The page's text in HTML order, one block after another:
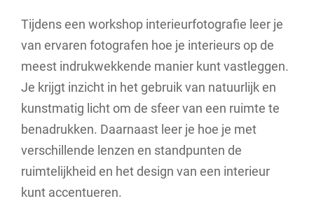
Tijdens een workshop interieurfotografie leer je
van ervaren fotografen hoe je interieurs op de
meest indrukwekkende manier kunt vastleggen.
Je krijgt inzicht in het gebruik van natuurlijk en
kunstmatig licht om de sfeer van een ruimte te
benadrukken. Daarnaast leer je hoe je met
verschillende lenzen en standpunten de
ruimtelijkheid en het design van een interieur
kunt accentueren.